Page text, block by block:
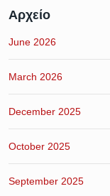
Αρχείο
June 2026
March 2026
December 2025
October 2025
September 2025